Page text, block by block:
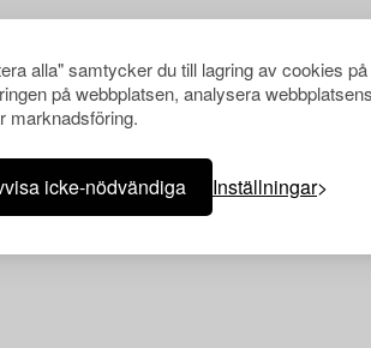
alla" samtycker du till lagring av cookies
på webbplatsen, analysera webbplatsens
marknadsföring.
icke-nödvändiga Inställningar